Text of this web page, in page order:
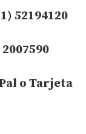
52194120
o Tarjeta